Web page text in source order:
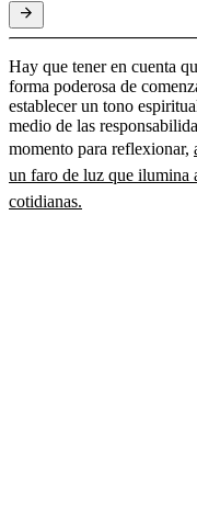
Hay que tener en cuenta
forma poderosa de
establecer un tono
medio de las
momento para reflexionar,
un faro de luz que ilumina
cotidianas.